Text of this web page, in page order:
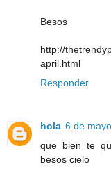
Besos
http://
april.html
Responder
hola 6 de
que bien te
besos cielo